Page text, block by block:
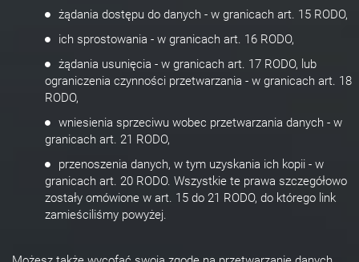
żądania dostępu do danych - w granicach art. 15 RODO,
ich sprostowania - w granicach art. 16 RODO,
żądania usunięcia - w granicach art. 17 RODO, lub
ograniczenia czynności przetwarzania - w granicach art. 18
RODO,
wniesienia sprzeciwu wobec przetwarzania danych - w
granicach art. 21 RODO,
przenoszenia danych, w tym uzyskania ich kopii - w
granicach art. 20 RODO. Wszystkie te prawa szczegółowo
zostały omówione w art. 15 do 21 RODO, do którego link
zamieściliśmy powyżej.